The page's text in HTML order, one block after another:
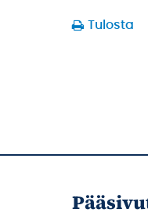
Tulosta